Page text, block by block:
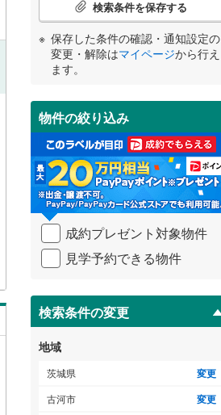
条
件
受
け
取
る
・
条
件
を
イ
ペ
ジ
に
保
存
す
る
検索条件を保存する
保存した条件の確認・通知設定の
変更・解除はマイページから行え
ます。
物件の絞り込み
成約プレゼント対象物件
見学予約できる物件
検索条件の変更
地域
茨城県 変更
古河市 変更
制震構造（0）
低層マンション（4階建て以
下）（0
小学校まで1km以内（4）
ゲストルーム（0）
ＴＶモニタ付インターホン
（0）